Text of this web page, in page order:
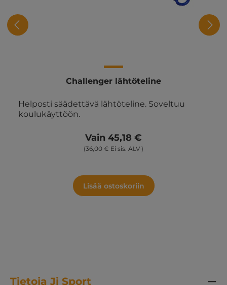
Challenger lähtöteline
Helposti säädettävä lähtöteline. Soveltuu
koulukäyttöön.
Vain 45,18 €
(36,00 € Ei sis. ALV )
Lisää ostoskoriin
Tietoja Ji Sport